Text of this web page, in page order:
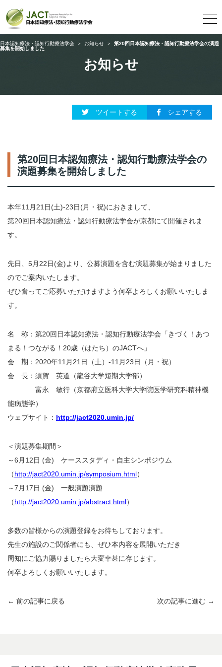
お知らせ
日本認知療法・認知行動療法学会 ＞ お知らせ ＞ 第20回日本認知療法・認知行動療法学会の演題
募集を開始しました
ツイートする シェアする
第20回日本認知療法・認知行動療法学会の
演題募集を開始しました
本年11月21日(土)-23日(月・祝)におきまして、
第20回日本認知療法・認知行動療法学会が京都にて開催されま
す。
先日、5月22日(金)より、公募演題を含む演題募集が始まりました
のでご案内いたします。
ぜひ奮ってご応募いただけますよう何卒よろしくお願いいたしま
す。
名 称：第20回日本認知療法・認知行動療法学会「きづく！あつ
まる！つながる！20歳（はたち）のJACTへ」
会 期：2020年11月21日（土）-11月23日（月・祝）
会 長：須賀 英道（龍谷大学短期大学部）
富永 敏行（京都府立医科大学大学院医学研究科精神機
能病態学）
ウェブサイト： http://jact2020.umin.jp/
＜演題募集期間＞
～6月12日 (金) ケーススタディ・自主シンポジウム
（http://jact2020.umin.jp/symposium.html）
～7月17日 (金) 一般演題演題
（http://jact2020.umin.jp/abstract.html）
多数の皆様からの演題登録をお待ちしております。
先生の施設のご関係者にも、ぜひ本内容を展開いただき
周知にご協力賜りましたら大変幸甚に存じます。
何卒よろしくお願いいたします。
← 前の記事に戻る 次の記事に進む →